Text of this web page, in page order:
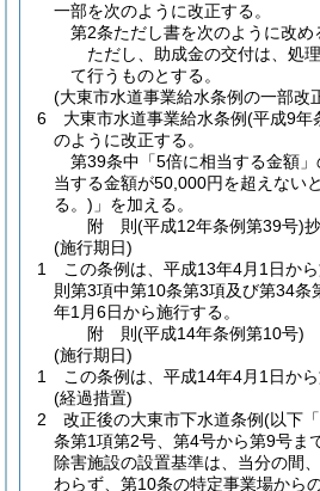
一部を次のように改正する。
第2条ただし書を次のように改め
ただし、助成金の交付は、処
て行うものとする。
(大東市水道事業給水条例の一部改
6
大東市水道事業給水条例(平成9年
のように改正する。
第39条中「5倍に相当する金額」
当する金額が50,000円を超えない
る。) 」を加える。
附 則(平成12年条例第39号)抄
(施行期日)
1
この条例は、平成13年4月1日から
則第3項中第10条第3項及び第34条
年1月6日から施行する。
附 則(平成14年条例第10号)
(施行期日)
1
この条例は、平成14年4月1日から
(経過措置)
2
改正後の大東市下水道条例(以下
条第1項第2号、第4号から第9号ま
除害施設の設置基準は、当分の間
わらず、第10条の特定事業場から